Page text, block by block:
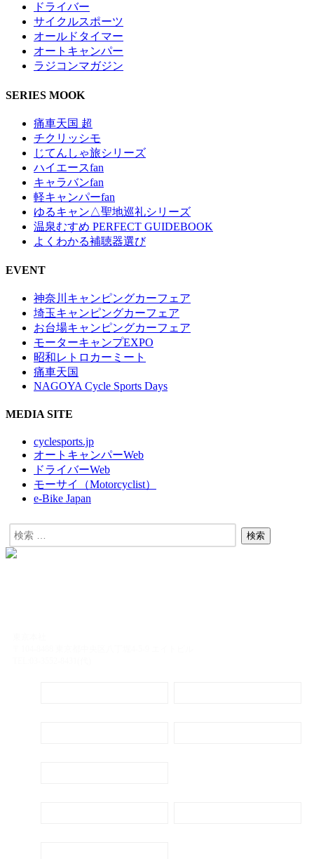
ドライバー
サイクルスポーツ
オールドタイマー
オートキャンパー
ラジコンマガジン
SERIES MOOK
痛車天国 超
チクリッシモ
じてんしゃ旅シリーズ
ハイエースfan
キャラバンfan
軽キャンパーfan
ゆるキャン△聖地巡礼シリーズ
温泉むすめ PERFECT GUIDEBOOK
よくわかる補聴器選び
EVENT
神奈川キャンピングカーフェア
埼玉キャンピングカーフェア
お台場キャンピングカーフェア
モーターキャンプEXPO
昭和レトロカーミート
痛車天国
NAGOYA Cycle Sports Days
MEDIA SITE
cyclesports.jp
オートキャンパーWeb
ドライバーWeb
モーサイ（Motorcyclist）
e-Bike Japan